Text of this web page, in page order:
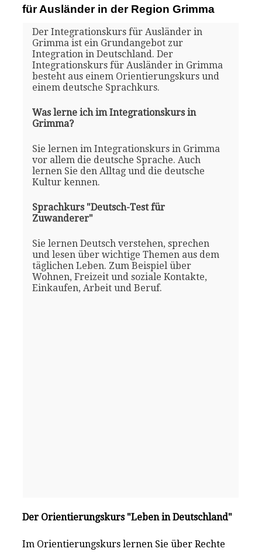
für Ausländer in der Region Grimma
Der Integrationskurs für Ausländer in
Grimma ist ein Grundangebot zur
Integration in Deutschland. Der
Integrationskurs für Ausländer in Grimma
besteht aus einem Orientierungskurs und
einem deutsche Sprachkurs.
Was lerne ich im Integrationskurs in
Grimma?
Sie lernen im Integrationskurs in Grimma
vor allem die deutsche Sprache. Auch
lernen Sie den Alltag und die deutsche
Kultur kennen.
Sprachkurs "Deutsch-Test für
Zuwanderer"
Sie lernen Deutsch verstehen, sprechen
und lesen über wichtige Themen aus dem
täglichen Leben. Zum Beispiel über
Wohnen, Freizeit und soziale Kontakte,
Einkaufen, Arbeit und Beruf.
Der Orientierungskurs "Leben in Deutschland"
Im Orientierungskurs lernen Sie über Rechte